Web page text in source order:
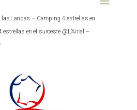
las Landas – Camping 4 estrellas en
en el suroeste @L’Airial –